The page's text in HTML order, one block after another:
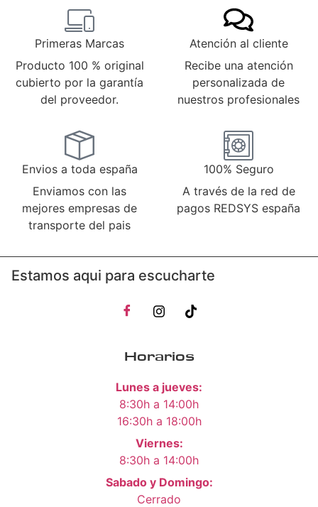
Primeras Marcas
Producto 100 % original
cubierto por la garantía
del proveedor.
Atención al cliente
Recibe una atención
personalizada de
nuestros profesionales
Envios a toda españa
Enviamos con las
mejores empresas de
transporte del pais
100% Seguro
A través de la red de
pagos REDSYS españa
Estamos aqui para escucharte
Horarios
Lunes a jueves:
8:30h a 14:00h
16:30h a 18:00h
Viernes:
8:30h a 14:00h
Sabado y Domingo:
Cerrado